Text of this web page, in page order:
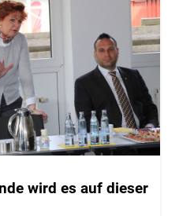
wird es auf dieser